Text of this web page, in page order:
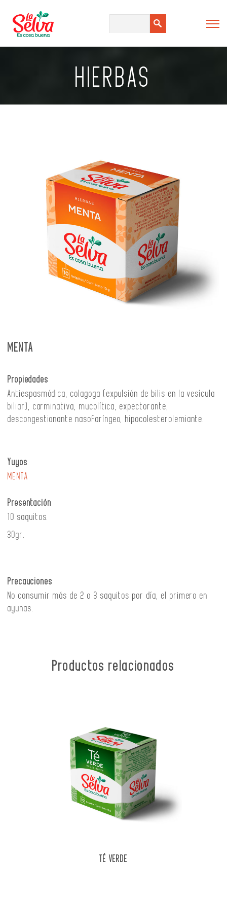
HIERBAS
MENTA
Propiedades
Antiespasmódica, colagoga (expulsión de bilis en la vesícula
biliar), carminativa, mucolítica, expectorante,
descongestionante nasofaríngeo, hipocolesterolemiante.
Yuyos
MENTA
Presentación
10 saquitos.
30gr.
Precauciones
No consumir más de 2 o 3 saquitos por día, el primero en
ayunas.
Productos relacionados
TÉ VERDE